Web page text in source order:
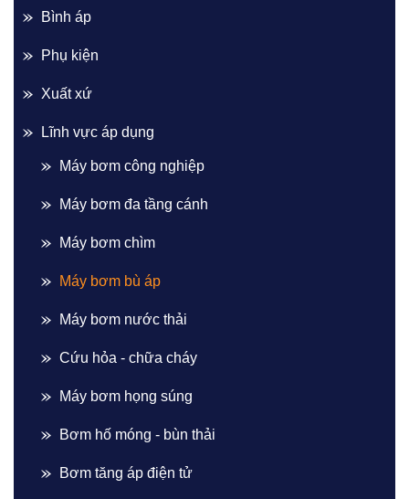
Bình áp
Phụ kiện
Xuất xứ
Lĩnh vực áp dụng
Máy bơm công nghiệp
Máy bơm đa tầng cánh
Máy bơm chìm
Máy bơm bù áp
Máy bơm nước thải
Cứu hỏa - chữa cháy
Máy bơm họng súng
Bơm hố móng - bùn thải
Bơm tăng áp điện tử